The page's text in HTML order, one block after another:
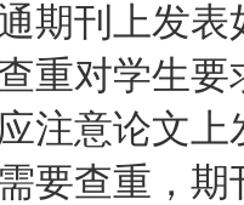
期刊上发
重对学生
注意论文上
要查重，